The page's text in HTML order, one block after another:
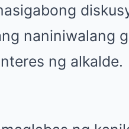
naniniwalang
ng alkalde.